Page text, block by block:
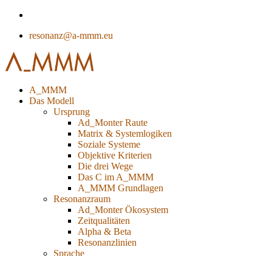
resonanz@a-mmm.eu
A_MMM
Das Modell
Ursprung
Ad_Monter Raute
Matrix & Systemlogiken
Soziale Systeme
Objektive Kriterien
Die drei Wege
Das C im A_MMM
A_MMM Grundlagen
Resonanzraum
Ad_Monter Ökosystem
Zeitqualitäten
Alpha & Beta
Resonanzlinien
Sprache